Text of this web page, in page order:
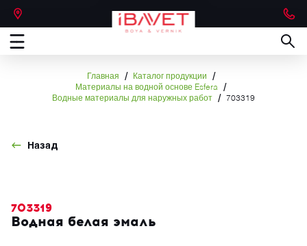
Главная / Каталог продукции /
Материалы на водной основе Esfera /
Водные материалы для наружных работ / 703319
Назад
703319
Водная белая эмаль